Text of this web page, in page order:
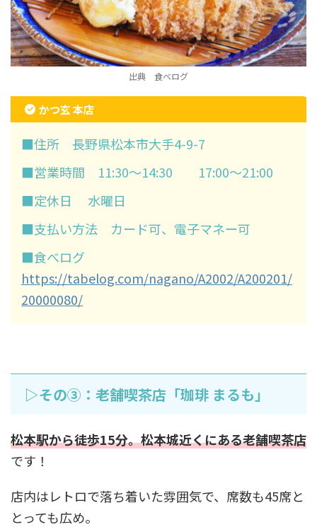
出典 食べログ
かつ玄 本店
■住所 長野県松本市大手4-9-7
■営業時間 11:30～14:30 17:00～21:00
■定休日 水曜日
■支払い方法 カード可、電子マネー可
■食べログ
https://tabelog.com/nagano/A2002/A200201/
20000080/
▷その③：老舗喫茶店「珈琲 まるも」
松本駅から徒歩15分。松本城近くにある老舗喫茶店
です！
店内はレトロで落ち着いた雰囲気で、席数も45席と
とっても広め。